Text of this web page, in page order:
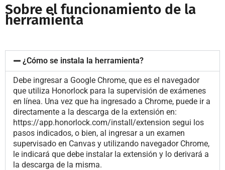
Sobre el funcionamiento de la
herramienta
¿Cómo se instala la herramienta?
Debe ingresar a Google Chrome, que es el navegador
que utiliza Honorlock para la supervisión de exámenes
en línea. Una vez que ha ingresado a Chrome, puede ir a
directamente a la descarga de la extensión en:
https://app.honorlock.com/install/extension segui los
pasos indicados, o bien, al ingresar a un examen
supervisado en Canvas y utilizando navegador Chrome,
le indicará que debe instalar la extensión y lo derivará a
la descarga de la misma.